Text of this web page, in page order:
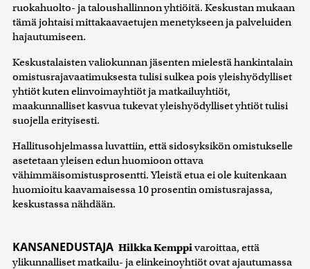
ruokahuolto- ja taloushallinnon yhtiöitä. Keskustan mukaan
tämä johtaisi mittakaavaetujen menetykseen ja palveluiden
hajautumiseen.
Keskustalaisten valiokunnan jäsenten mielestä hankintalain
omistusrajavaatimuksesta tulisi sulkea pois yleishyödylliset
yhtiöt kuten elinvoimayhtiöt ja matkailuyhtiöt,
maakunnalliset kasvua tukevat yleishyödylliset yhtiöt tulisi
suojella erityisesti.
Hallitusohjelmassa luvattiin, että sidosyksikön omistukselle
asetetaan yleisen edun huomioon ottava
vähimmäisomistusprosentti. Yleistä etua ei ole kuitenkaan
huomioitu kaavamaisessa 10 prosentin omistusrajassa,
keskustassa nähdään.
KANSANEDUSTAJA Hilkka Kemppivaroittaa, että
ylikunnalliset matkailu- ja elinkeinoyhtiöt ovat ajautumassa